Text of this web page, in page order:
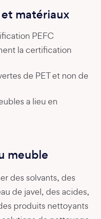
matériaux
PEFC
la certification
de PET et non de
a lieu en
meuble
des solvants, des
de javel, des acides,
produits nettoyants